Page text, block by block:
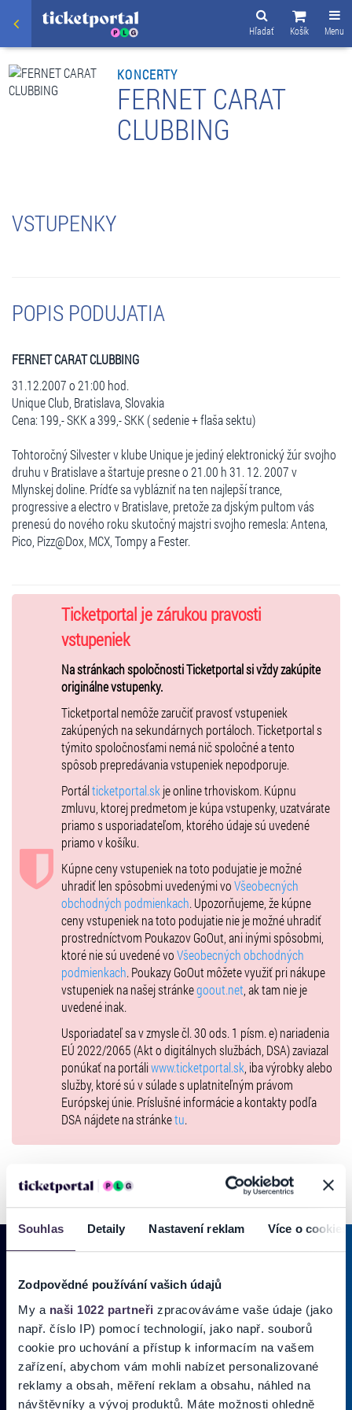
Souhlas Detaily Nastavení reklam Více o cookies
Zodpovědné používání vašich údajů
My a naši 1022 partneři zpracováváme vaše údaje (jako
např. číslo IP) pomocí technologií, jako např. souborů
cookie pro uchování a přístup k informacím na vašem
zařízení, abychom vám mohli nabízet personalizované
reklamy a obsah, měření reklam a obsahu, náhled na
návštěvníky a vývoj produktů. Máte možnosti ohledně
Menu
Košík
Hľadať
KONCERTY
FERNET CARAT
CLUBBING
VSTUPENKY
POPIS PODUJATIA
FERNET CARAT CLUBBING
31.12.2007 o 21:00 hod.
Unique Club, Bratislava, Slovakia
Cena: 199,- SKK a 399,- SKK ( sedenie + flaša sektu)
Tohtoročný Silvester v klube Unique je jediný elektronický žúr svojho
druhu v Bratislave a štartuje presne o 21.00 h 31. 12. 2007 v
Mlynskej doline. Prídťe sa vyblázniť na ten najlepší trance,
progressive a electro v Bratislave, pretože za djským pultom vás
prenesú do nového roku skutočný majstri svojho remesla: Antena,
Pico, Pizz@Dox, MCX, Tompy a Fester.
Ticketportal je zárukou pravosti
vstupeniek
Na stránkach spoločnosti Ticketportal si vždy zakúpite
originálne vstupenky.
Ticketportal nemôže zaručiť pravosť vstupeniek
zakúpených na sekundárnych portáloch. Ticketportal s
týmito spoločnosťami nemá nič spoločné a tento
spôsob prepredávania vstupeniek nepodporuje.
Portálticketportal.sk je online trhoviskom. Kúpnu
zmluvu, ktorej predmetom je kúpa vstupenky, uzatvárate
priamo s usporiadateľom, ktorého údaje sú uvedené
priamo v košíku.
Kúpne ceny vstupeniek na toto podujatie je možné
uhradiť len spôsobmi uvedenými voVšeobecných
obchodných podmienkach. Upozorňujeme, že kúpne
ceny vstupeniek na toto podujatie nie je možné uhradiť
prostredníctvom Poukazov GoOut, ani inými spôsobmi,
ktoré nie sú uvedené voVšeobecných obchodných
podmienkach. Poukazy GoOut môžete využiť pri nákupe
vstupeniek na našej stránkegoout.net , ak tam nie je
uvedené inak.
Usporiadateľ sa v zmysle čl. 30 ods. 1 písm. e) nariadenia
EÚ 2022/2065 (Akt o digitálnych službách, DSA) zaviazal
ponúkať na portáliwww.ticketportal.sk , iba výrobky alebo
služby, ktoré sú v súlade s uplatniteľným právom
Európskej únie. Príslušné informácie a kontakty podľa
DSA nájdete na stránketu.
PRIHLÁSIŤ SA KODBERU NOVINIEK
Pridajte sa do zoznamu odberateľov a doručte si najnovšie špeciálne
ponuky priamo do doručenej pošty.
Vložte svoj email